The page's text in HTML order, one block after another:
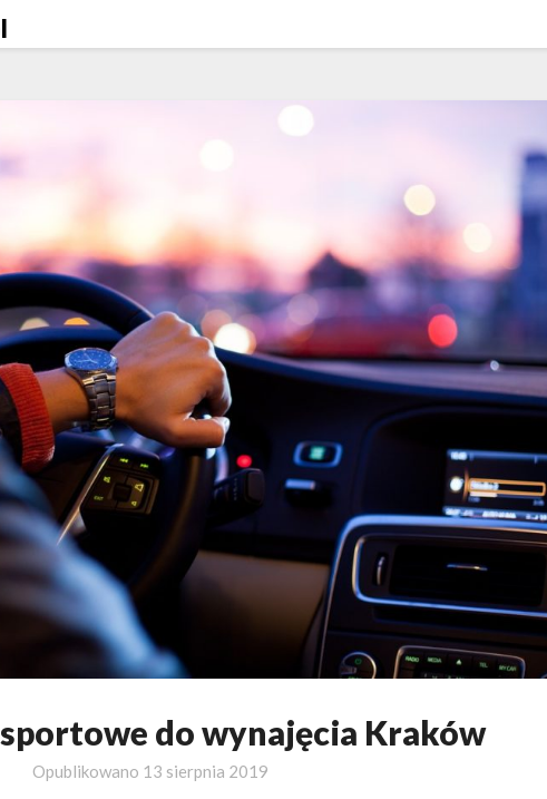
do wynajęcia Kraków
Opublikowano 13 sierpnia 2019